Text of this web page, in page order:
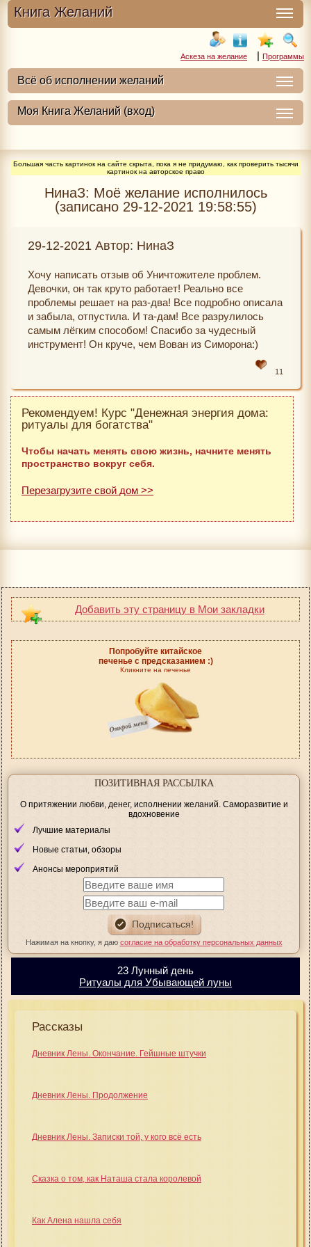
Книга Желаний
Аскеза на желание | Программы
Большая часть картинок на сайте скрыта, пока я не придумаю, как проверить тысячи
картинок на авторское право
НинаЗ: Моё желание исполнилось
(записано 29-12-2021 19:58:55)
29-12-2021 Автор: НинаЗ
Хочу написать отзыв об Уничтожителе проблем.
Девочки, он так круто работает! Реально все
проблемы решает на раз-два! Все подробно описала
и забыла, отпустила. И та-дам! Все разрулилось
самым лёгким способом! Спасибо за чудесный
инструмент! Он круче, чем Вован из Симорона:)
11
Рекомендуем! Курс "Денежная энергия дома:
ритуалы для богатства"
Чтобы начать менять свою жизнь, начните менять
пространство вокруг себя.
Перезагрузите свой дом >>
Добавить эту страницу в Мои закладки
Попробуйте китайское
печенье с предсказанием :)
Кликните на печенье
ПОЗИТИВНАЯ РАССЫЛКА
О притяжении любви, денег, исполнении желаний. Саморазвитие и
вдохновение
Лучшие материалы
Новые статьи, обзоры
Анонсы мероприятий
Нажимая на кнопку, я даю согласие на обработку персональных данных
23 Лунный день
Ритуалы для Убывающей луны
Рассказы
Дневник Лены. Окончание. Гейшные штучки
Дневник Лены. Продолжение
Дневник Лены. Записки той, у кого всё есть
Сказка о том, как Наташа стала королевой
Как Алена нашла себя